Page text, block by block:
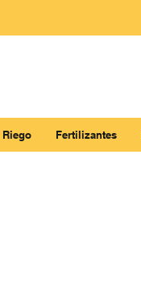
Riego Fertilizantes